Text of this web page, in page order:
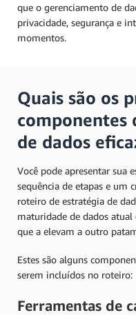
que o gerenciamento de
privacidade, segurança e
momentos.
Quais são os
componentes
de dados
Você pode apresentar sua
sequência de etapas e um
roteiro de estratégia de
maturidade de dados atual
que a elevam a outro
Estes são alguns
serem incluídos no roteiro:
Ferramentas de